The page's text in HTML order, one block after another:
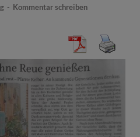
- Kommentar schreiben